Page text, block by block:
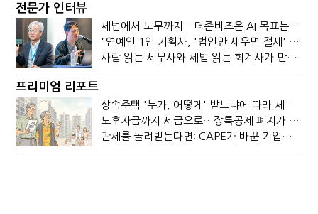
전문가 인터뷰
세법에서 노무까지…더존비즈온 AI 목표는 '전문가의 시간'
"연예인 1인 기획사, '법인만 세우면 절세' 시대 끝났다"
사람 읽는 세무사와 세법 읽는 회계사가 만나면?
프리미엄 리포트
상속주택 '누가, 어떻게' 받느냐에 따라 세금이 달라진다
노후자금까지 세금으로…장특공제 폐지가 부를 조세의 역설
관세를 돌려받는다면: CAPE가 바꾼 기업의 현금흐름